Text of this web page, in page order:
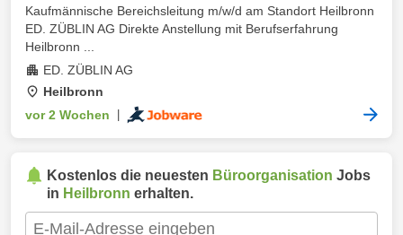
Kaufmännische Bereichsleitung m/w/d am Standort Heilbronn
ED. ZÜBLIN AG Direkte Anstellung mit Berufserfahrung
Heilbronn ...
ED. ZÜBLIN AG
Heilbronn
vor 2 Wochen
Kostenlos die neuesten Büroorganisation Jobs
in Heilbronn erhalten.